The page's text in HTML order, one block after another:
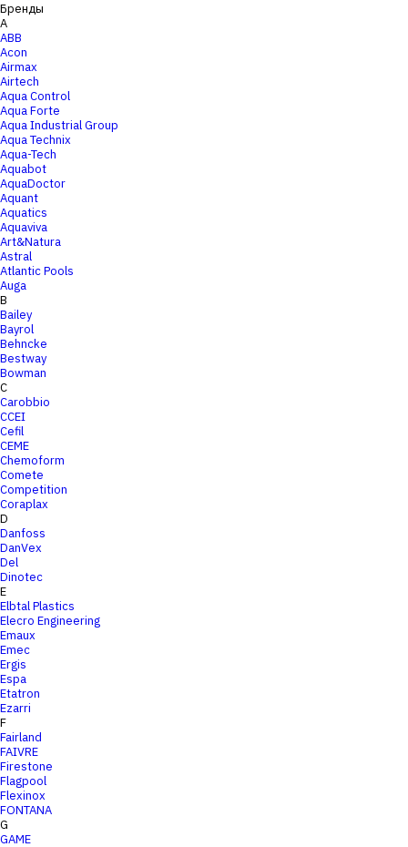
Бренды
A
ABB
Acon
Airmax
Airtech
Aqua Control
Aqua Forte
Aqua Industrial Group
Aqua Technix
Aqua-Tech
Aquabot
AquaDoctor
Aquant
Aquatics
Aquaviva
Art&Natura
Astral
Atlantic Pools
Auga
B
Bailey
Bayrol
Behncke
Bestway
Bowman
C
Carobbio
CCEI
Cefil
CEME
Chemoform
Comete
Competition
Coraplax
D
Danfoss
DanVex
Del
Dinotec
E
Elbtal Plastics
Elecro Engineering
Emaux
Emec
Ergis
Espa
Etatron
Ezarri
F
Fairland
FAIVRE
Firestone
Flagpool
Flexinox
FONTANA
G
GAME